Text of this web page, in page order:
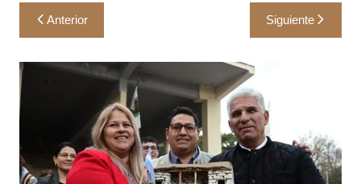
Navegación
de
entradas
Anterior Siguiente